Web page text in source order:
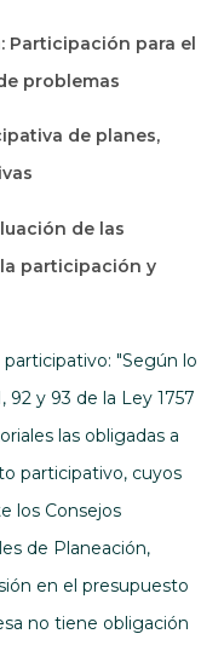
Participación para el
problemas
de planes,
de las
participación y
"Según lo
92 y 93 de la Ley 1757
las obligadas a
participativo, cuyos
los Consejos
de Planeación,
en el presupuesto
no tiene obligación